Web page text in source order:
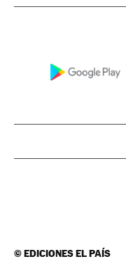
©EDICIONES EL PAÍS